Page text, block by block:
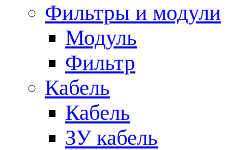
Фильтры и модули
Модуль
Фильтр
Кабель
Кабель
ЗУ кабель